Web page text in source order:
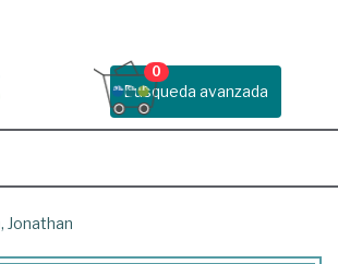
Busqueda avanzada
0
Jonathan